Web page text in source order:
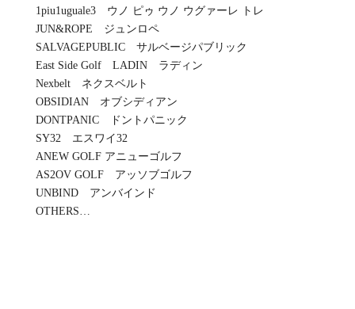
1piu1uguale3 ウノ ピゥ ウノ ウグァーレ トレ
JUN&ROPE ジュンロペ
SALVAGEPUBLIC サルベージパブリック
East Side Golf LADIN ラディン
Nexbelt ネクスベルト
OBSIDIAN オブシディアン
DONTPANIC ドントパニック
SY32 エスワイ32
ANEW GOLF アニューゴルフ
AS2OV GOLF アッソブゴルフ
UNBIND アンバインド
OTHERS…